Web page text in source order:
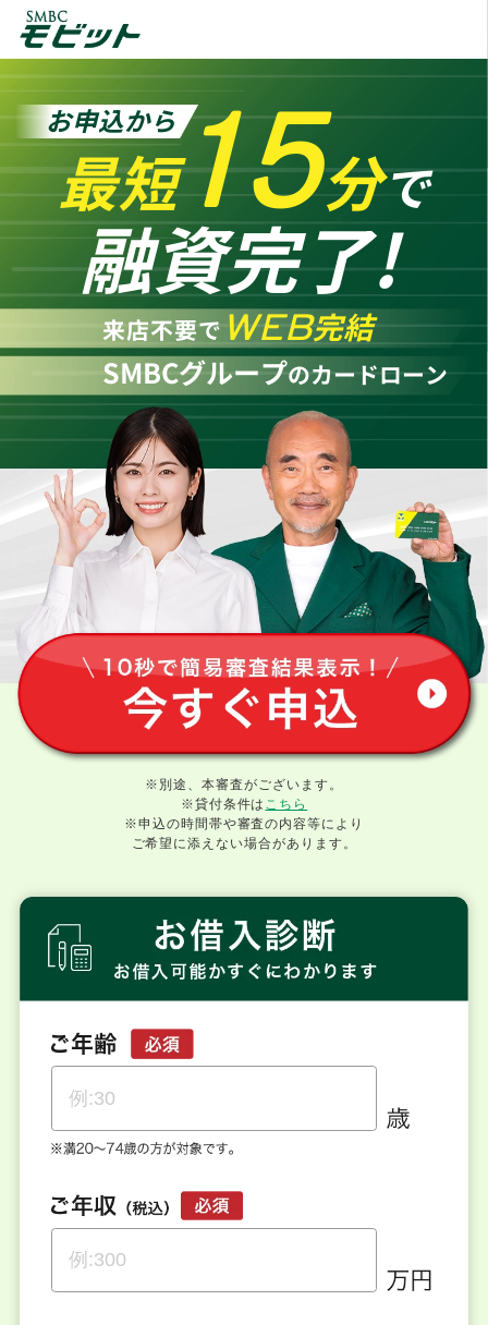
お申込から
最短15分で
融資完了!
来店不要でWEB完結
SMBCグループのカードローン
※別途、本審査がございます。
※貸付条件は こちら
※申込の時間帯や審査の内容等により
ご希望に添えない場合があります。